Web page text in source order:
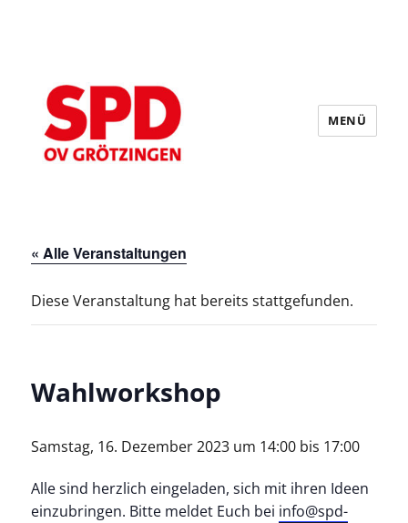
MENÜ
« Alle Veranstaltungen
Diese Veranstaltung hat bereits stattgefunden.
Wahlworkshop
Samstag, 16. Dezember 2023 um 14:00 bis 17:00
Alle sind herzlich eingeladen, sich mit ihren Ideen
einzubringen. Bitte meldet Euch bei info@spd-